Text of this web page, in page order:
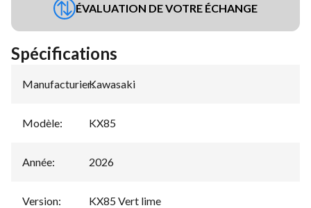
ÉVALUATION DE VOTRE ÉCHANGE
Spécifications
Manufacturier:
Kawasaki
Modèle: KX85
Année: 2026
Version: KX85 Vert lime